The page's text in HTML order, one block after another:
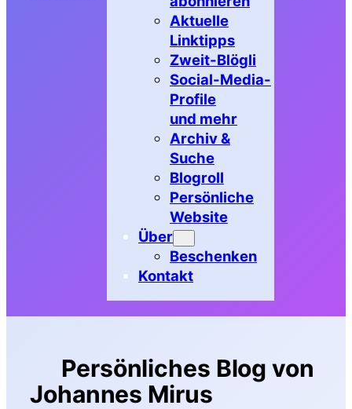
Aktuelle
Linktipps
Zweit-Blögli
Social-Media-
Profile
und mehr
Archiv &
Suche
Blogroll
Persönliche
Website
Über
Beschenken
Kontakt
Persönliches Blog von
Johannes Mirus